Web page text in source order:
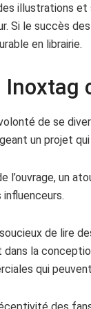
illustrations
Si le succès
en librairie.
de se
un projet
un
de lire
la
qui
des